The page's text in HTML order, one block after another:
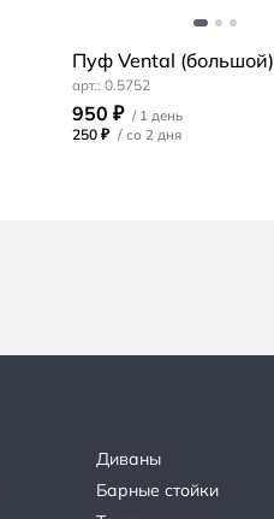
Пуф Vental (большой)
0.5752
950 ₽
250 ₽ /
Диваны
Барные стойки